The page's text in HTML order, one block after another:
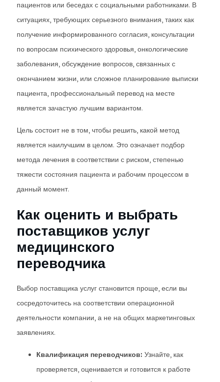
пациентов или беседах с социальными работниками. В
ситуациях, требующих серьезного внимания, таких как
получение информированного согласия, консультации
по вопросам психического здоровья, онкологические
заболевания, обсуждение вопросов, связанных с
окончанием жизни, или сложное планирование выписки
пациента, профессиональный перевод на месте
является зачастую лучшим вариантом.
Цель состоит не в том, чтобы решить, какой метод
является наилучшим в целом. Это означает подбор
метода лечения в соответствии с риском, степенью
тяжести состояния пациента и рабочим процессом в
данный момент.
Как оценить и выбрать
поставщиков услуг
медицинского
переводчика
Выбор поставщика услуг становится проще, если вы
сосредоточитесь на соответствии операционной
деятельности компании, а не на общих маркетинговых
заявлениях.
Квалификация переводчиков: Узнайте, как
проверяется, оценивается и готовится к работе